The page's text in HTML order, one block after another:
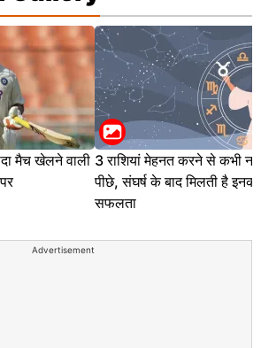
मैच खेलने वाली 3 राशियां मेहनत करने से कभी
पीछे, संघर्ष के बाद मिलती है
सफलता
Advertisement